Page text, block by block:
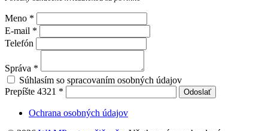
Meno *
E-mail *
Telefón
Správa *
Súhlasím so spracovaním osobných údajov
Prepíšte 4321 * Odoslať
Ochrana osobných údajov